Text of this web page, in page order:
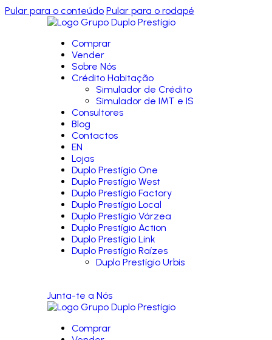
Pular para o conteúdo Pular para o rodapé
Comprar
Vender
Sobre Nós
Crédito Habitação
Simulador de Crédito
Simulador de IMT e IS
Consultores
Blog
Contactos
EN
Lojas
Duplo Prestígio One
Duplo Prestígio West
Duplo Prestígio Factory
Duplo Prestígio Local
Duplo Prestígio Várzea
Duplo Prestígio Action
Duplo Prestígio Link
Duplo Prestígio Raízes
Duplo Prestígio Urbis
Junta-te a Nós
Comprar